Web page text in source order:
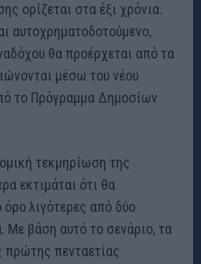
ορίζεται στα έξι χρόνια.
αυτοχρηματοδοτούμενο,
θα προέρχεται από τα
μέσω του νέου
το Πρόγραμμα Δημοσίων
τεκμηρίωση της
εκτιμάται ότι θα
λιγότερες από δύο
Με βάση αυτό το σενάριο, τα
πρώτης πενταετίας